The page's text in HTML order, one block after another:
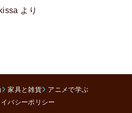
より
家具と雑貨
アニメで学ぶ
バシーポリシー